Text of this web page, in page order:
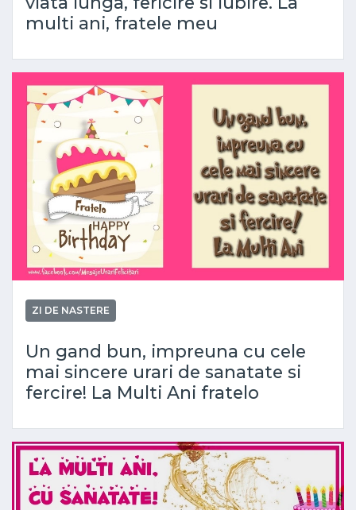
multi ani, fratele meu
ZI DE NASTERE
Un gand bun, impreuna cu cele
mai sincere urari de sanatate si
fercire! La Multi Ani fratelo